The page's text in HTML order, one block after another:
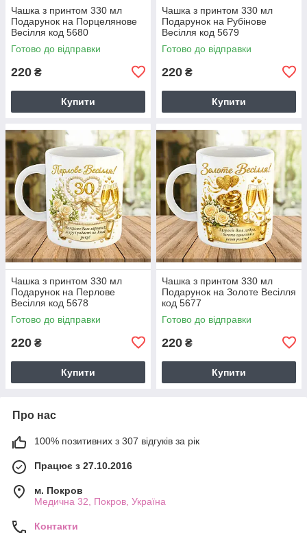
Чашка з принтом 330 мл
Подарунок на Порцелянове
Весілля код 5680
Готово до відправки
220 ₴
Купити
Чашка з принтом 330 мл
Подарунок на Рубінове
Весілля код 5679
Готово до відправки
220 ₴
Купити
Чашка з принтом 330 мл
Подарунок на Перлове
Весілля код 5678
Готово до відправки
220 ₴
Купити
Чашка з принтом 330 мл
Подарунок на Золоте Весілля
код 5677
Готово до відправки
220 ₴
Купити
Про нас
100% позитивних з 307 відгуків за рік
Працює з 27.10.2016
м. Покров
Медична 32, Покров, Україна
Контакти